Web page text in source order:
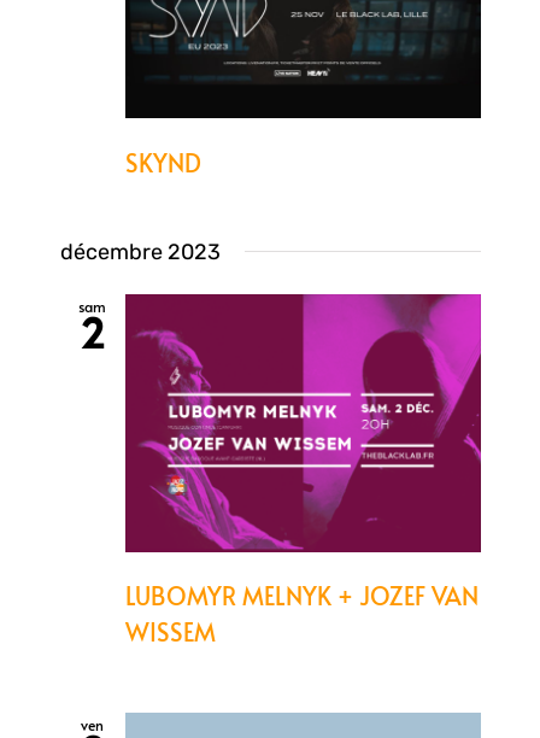
SKYND
décembre 2023
sam
2
LUBOMYR MELNYK + JOZEF VAN
WISSEM
ven